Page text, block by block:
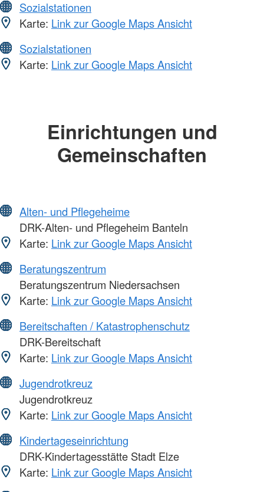
Sozialstationen
Karte: Link zur Google Maps Ansicht
Sozialstationen
Karte: Link zur Google Maps Ansicht
Einrichtungen und
Gemeinschaften
Alten- und Pflegeheime
DRK-Alten- und Pflegeheim Banteln
Karte: Link zur Google Maps Ansicht
Beratungszentrum
Beratungszentrum Niedersachsen
Karte: Link zur Google Maps Ansicht
Bereitschaften / Katastrophenschutz
DRK-Bereitschaft
Karte: Link zur Google Maps Ansicht
Jugendrotkreuz
Jugendrotkreuz
Karte: Link zur Google Maps Ansicht
Kindertageseinrichtung
DRK-Kindertagesstätte Stadt Elze
Karte: Link zur Google Maps Ansicht